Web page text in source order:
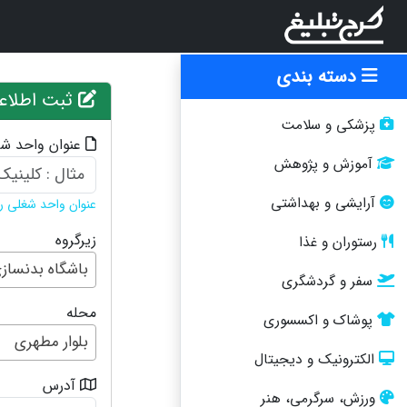
دسته بندی
پزشکی و سلامت
آموزش و پژوهش
آرایشی و بهداشتی
رستوران و غذا
سفر و گردشگری
پوشاک و اکسسوری
الکترونیک و دیجیتال
ورزش، سرگرمی، هنر
ثبت
عنوان واحد
عنوان واحد شغلی
زیرگروه
باشگاه
محله
بلوار مطهری
آدرس